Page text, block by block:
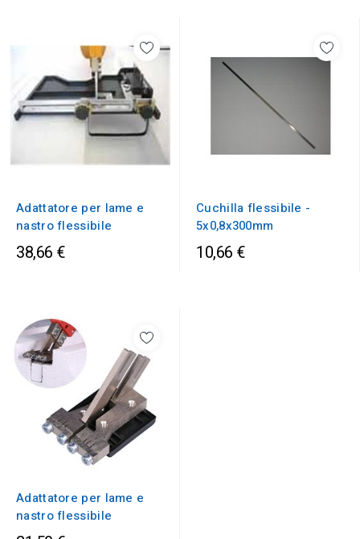
Adattatore per lame e
nastro flessibile
38,66 €
Cuchilla flessibile -
5x0,8x300mm
10,66 €
Adattatore per lame e
nastro flessibile